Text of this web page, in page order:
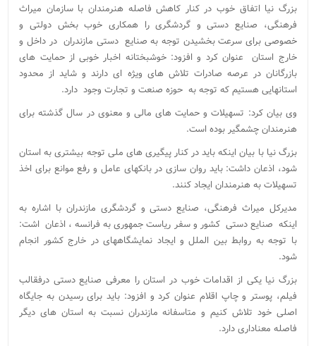
بزرگ نیا اتفاق خوب در کنار کاهش فاصله هنرمندان با سازمان میراث
فرهنگی، صنایع دستی و گردشگری را همکاری خوب بخش دولتی و
خصوصی برای سرعت بخشیدن توجه به صنایع دستی مازندران در داخل و
خارج استان عنوان کرد و افزود: خوشبختانه اخبار خوبی از حمایت های
بازرگانان در عرصه صادرات تلاش های ویژه ای دارند و شاید از محدود
استانهایی هستیم که توجه به حوزه صنعت و تجارت وجود دارد.
وی بیان کرد: تسهیلات و حمایت های مالی و معنوی در سال گذشته برای
هنرمندان چشمگیر بوده است.
بزرگ نیا با بیان اینکه باید در کنار پیگیری های ملی توجه بیشتری به استان
شود، اذعان داشت: باید روان سازی در بانکهای عامل و رفع موانع برای اخذ
تسهیلات به هنرمندان ایجاد کنند.
مدیرکل میراث فرهنگی، صنایع دستی و گردشگری مازندران با اشاره به
اینکه صنایع دستی کشور و سفر ریاست جمهوری به فرانسه ، اذعان اشت:
با توجه به روابط بین الملل و ایجاد نمایشگاههای در خارج کشور انجام
شود.
بزرگ نیا یکی از اقدامات خوب در استان را معرفی صنایع دستی درفقالب
فیلم، پوستر و چاپ اقلام عنوان کرد و افزود: باید برای رسیدن به جایگاه
اصلی خود تلاش کنیم و متاسفانه مازندران نسبت به استان های دیگر
فاصله معناداری دارد.